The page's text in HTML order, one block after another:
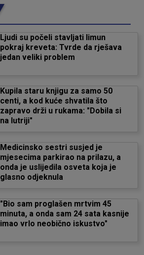
Ljudi su počeli stavljati limun
pokraj kreveta: Tvrde da rješava
jedan veliki problem
Kupila staru knjigu za samo 50
centi, a kod kuće shvatila što
zapravo drži u rukama: "Dobila si
na lutriji"
Medicinsko sestri susjed je
mjesecima parkirao na prilazu, a
onda je uslijedila osveta koja je
glasno odjeknula
"Bio sam proglašen mrtvim 45
minuta, a onda sam 24 sata kasnije
imao vrlo neobično iskustvo"